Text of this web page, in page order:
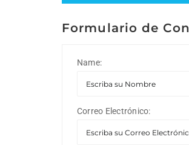
Formulario de
Name:
Correo Electrónico: